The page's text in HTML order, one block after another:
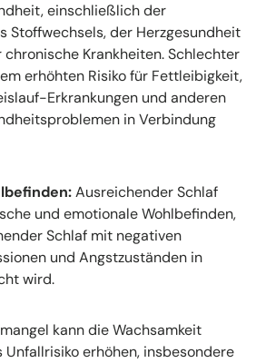
einschließlich der
Stoffwechsels, der Herzgesundheit
chronische Krankheiten. Schlechter
erhöhten Risiko für Fettleibigkeit,
Erkrankungen und anderen
in Verbindung
Ausreichender Schlaf
und emotionale Wohlbefinden,
Schlaf mit negativen
und Angstzuständen in
wird.
kann die Wachsamkeit
erhöhen, insbesondere